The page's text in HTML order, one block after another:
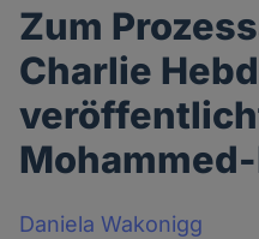
Zum
Charlie
Daniela Wakonigg